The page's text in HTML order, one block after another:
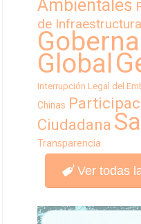
Ambientales
de Infraestructura
Global
Interrupción Legal del
Chinas
Ciudadana
Transparencia
Ver todas